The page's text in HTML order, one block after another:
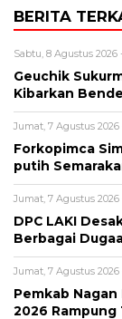
BERITA
Sabtu, 8 Agustus 2026
Geuchik
Kibarkan
Jumat, 7 Agustus 2026
Forkopimca
putih
Jumat, 7 Agustus 2026
DPC LAKI
Berbagai
Jumat, 7 Agustus 2026
Pemkab Nagan
2026 Rampung